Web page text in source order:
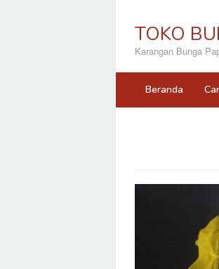
TOKO
Karangan Bunga
Beranda